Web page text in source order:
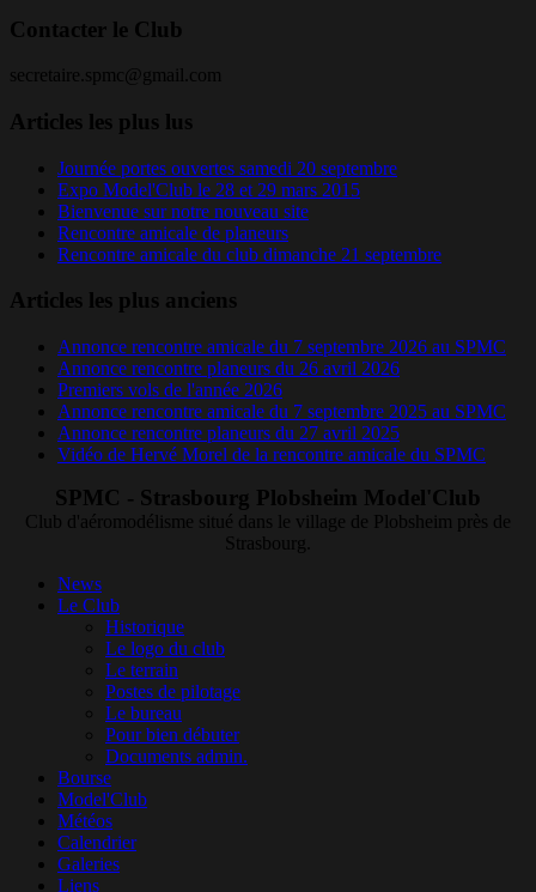
Contacter le Club
secretaire.spmc@gmail.com
Articles les plus lus
Journée portes ouvertes samedi 20 septembre
Expo Model'Club le 28 et 29 mars 2015
Bienvenue sur notre nouveau site
Rencontre amicale de planeurs
Rencontre amicale du club dimanche 21 septembre
Articles les plus anciens
Annonce rencontre amicale du 7 septembre 2026 au SPMC
Annonce rencontre planeurs du 26 avril 2026
Premiers vols de l'année 2026
Annonce rencontre amicale du 7 septembre 2025 au SPMC
Annonce rencontre planeurs du 27 avril 2025
Vidéo de Hervé Morel de la rencontre amicale du SPMC
SPMC - Strasbourg Plobsheim Model'Club
Club d'aéromodélisme situé dans le village de Plobsheim près de
Strasbourg.
News
Le Club
Historique
Le logo du club
Le terrain
Postes de pilotage
Le bureau
Pour bien débuter
Documents admin.
Bourse
Model'Club
Météos
Calendrier
Galeries
Liens